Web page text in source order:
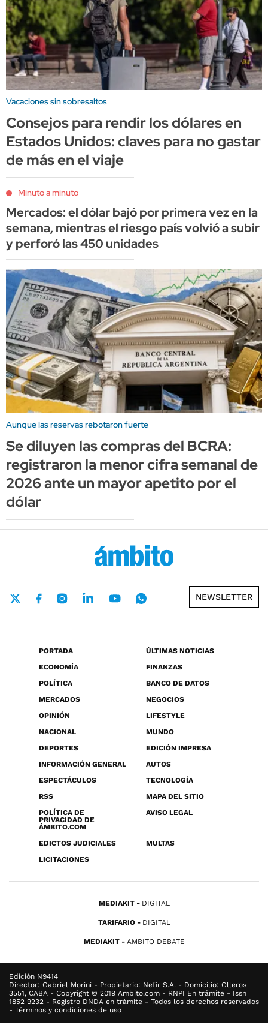
Vacaciones sin sobresaltos
Consejos para rendir los dólares en
Estados Unidos: claves para no gastar
de más en el viaje
Minuto a minuto
Mercados: el dólar bajó por primera vez en la
semana, mientras el riesgo país volvió a subir
y perforó las 450 unidades
Aunque las reservas rebotaron fuerte
Se diluyen las compras del BCRA:
registraron la menor cifra semanal de
2026 ante un mayor apetito por el
dólar
NEWSLETTER
PORTADA
ÚLTIMAS NOTICIAS
ECONOMÍA
FINANZAS
POLÍTICA
BANCO DE DATOS
MERCADOS
NEGOCIOS
OPINIÓN
LIFESTYLE
NACIONAL
MUNDO
DEPORTES
EDICIÓN IMPRESA
INFORMACIÓN GENERAL
AUTOS
ESPECTÁCULOS
TECNOLOGÍA
RSS
MAPA DEL SITIO
POLÍTICA DE
PRIVACIDAD DE
ÁMBITO.COM
AVISO LEGAL
EDICTOS JUDICIALES
MULTAS
LICITACIONES
MEDIAKIT DIGITAL
TARIFARIO DIGITAL
MEDIAKIT AMBITO DEBATE
Edición N9414
Director: Gabriel Morini - Propietario: Nefir S.A. - Domicilio: Olleros
3551, CABA - Copyright © 2019 Ambito.com - RNPI En trámite - Issn
1852 9232 - Registro DNDA en trámite - Todos los derechos reservados
- Términos y condiciones de uso